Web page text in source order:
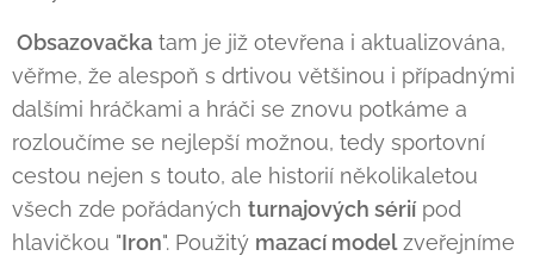
Obsazovačka tam je již otevřena i aktualizována,
věřme, že alespoň s drtivou většinou i případnými
dalšími hráčkami a hráči se znovu potkáme a
rozloučíme se nejlepší možnou, tedy sportovní
cestou nejen s touto, ale historií několikaletou
všech zde pořádaných turnajových sérií pod
hlavičkou "Iron". Použitý mazací modelzveřejníme